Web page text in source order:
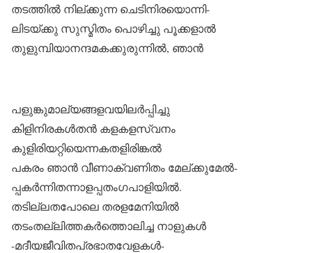
തടത്തിൽ നില്ക്കുന്ന ചെടിനിരയൊന്നി-
ലിടയ്ക്കു സുസ്മിതം പൊഴിച്ചു പൂക്കളാൽ
തുളുമ്പിയാനന്ദമകക്കുരുന്നിൽ, ഞാൻ
പളുങ്കുമാല്യങ്ങളവയിലർപ്പിച്ചു
കിളിനിരകൾതൻ കളകളസ്വനം
കുളിരിയറ്റിയെന്നകതളിരിങ്കൽ
പകരം ഞാൻ വീണാക്വണിതം മേല്ക്കുമേൽ-
പ്പകർന്നിതന്നാളപ്പതംഗപാളിയിൽ.
തടില്ലതപോലെ തരളമേനിയിൽ
തടംതല്ലിത്തകർത്തൊലിച്ച നാളുകൾ
-മദീയജീവിതപ്രഭാതവേളകൾ-